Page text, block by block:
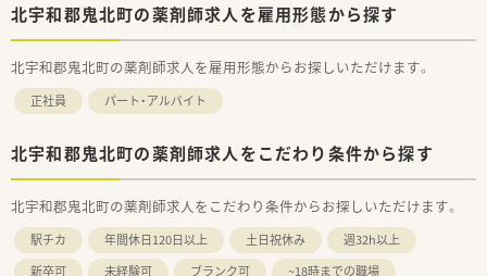
北宇和郡鬼北町の薬剤師求人を雇用形態から探す
北宇和郡鬼北町の薬剤師求人を雇用形態からお探しいただけます。
正社員 パート・アルバイト
北宇和郡鬼北町の薬剤師求人をこだわり条件から探す
北宇和郡鬼北町の薬剤師求人をこだわり条件からお探しいただけます。
駅チカ 年間休日120日以上 土日祝休み
週32h以上
新卒可
未経験可 ブランク可
~18時までの職場